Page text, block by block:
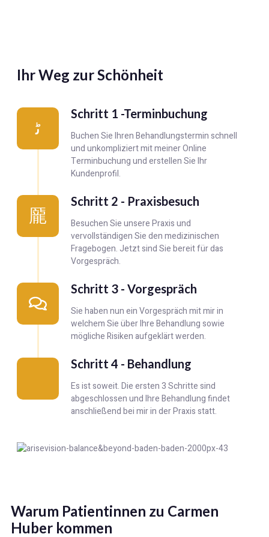
Ihr Weg zur Schönheit
Schritt 1 -Terminbuchung
Buchen Sie Ihren Behandlungstermin schnell
und unkompliziert mit meiner Online
Terminbuchung und erstellen Sie Ihr
Kundenprofil.
Schritt 2 - Praxisbesuch
Besuchen Sie unsere Praxis und
vervollständigen Sie den medizinischen
Fragebogen. Jetzt sind Sie bereit für das
Vorgespräch.
Schritt 3 - Vorgespräch
Sie haben nun ein Vorgespräch mit mir in
welchem Sie über Ihre Behandlung sowie
mögliche Risiken aufgeklärt werden.
Schritt 4 - Behandlung
Es ist soweit. Die ersten 3 Schritte sind
abgeschlossen und Ihre Behandlung findet
anschließend bei mir in der Praxis statt.
Warum Patientinnen zu Carmen
Huber kommen